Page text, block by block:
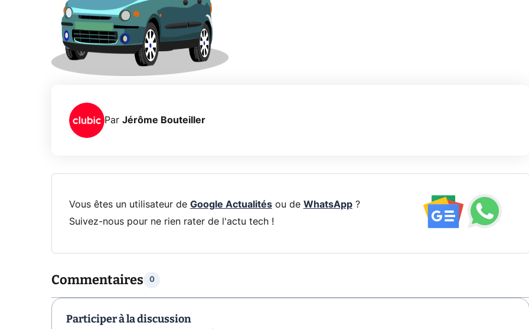
Par Jérôme Bouteiller
Vous êtes un utilisateur de Google Actualitésou de WhatsApp?
Suivez-nous pour ne rien rater de l'actu tech !
Commentaires 0
Participer à la discussion